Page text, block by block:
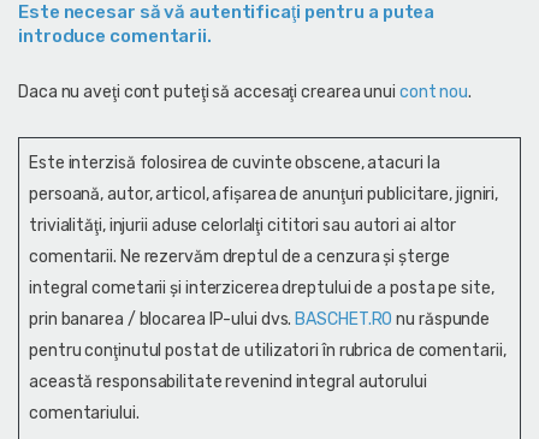
Este necesar să vă autentificaţi pentru a putea
introduce comentarii.
Daca nu aveţi cont puteţi să accesaţi crearea unui cont nou.
Este interzisă folosirea de cuvinte obscene, atacuri la
persoană, autor, articol, afişarea de anunţuri publicitare, jigniri,
trivialităţi, injurii aduse celorlalţi cititori sau autori ai altor
comentarii. Ne rezervăm dreptul de a cenzura și şterge
integral cometarii și interzicerea dreptului de a posta pe site,
prin banarea / blocarea IP-ului dvs. BASCHET.RO nu răspunde
pentru conţinutul postat de utilizatori în rubrica de comentarii,
această responsabilitate revenind integral autorului
comentariului.